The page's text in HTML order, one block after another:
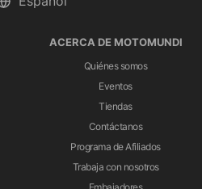
ACERCA DE MOTOMUNDI
Quiénes somos
Eventos
Tiendas
Contáctanos
Programa de Afiliados
Trabaja con nosotros